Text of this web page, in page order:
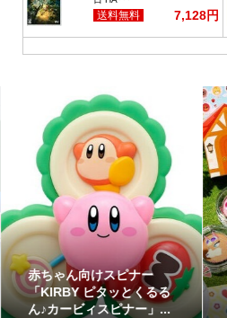
赤ちゃん向けスピナー
「KIRBY ピタッとくるる
ん♪カービィスピナー」...